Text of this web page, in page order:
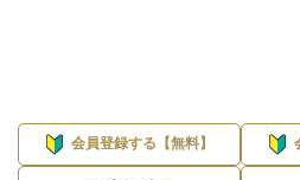
会員登録する【無料】